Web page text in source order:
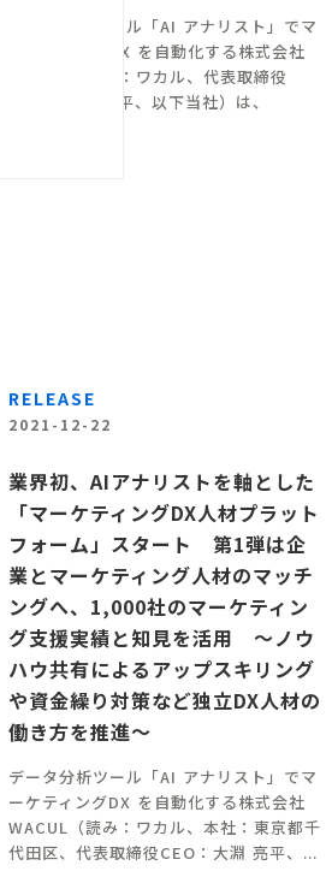
データ分析ツール「AI アナリスト」でマ
ーケティングDX を自動化する株式会社
WACUL（読み：ワカル、代表取締役
CEO：大淵 亮平、以下当社）は、
RELEASE
2021-12-22
業界初、AIアナリストを軸とした
「マーケティングDX人材プラット
フォーム」スタート 第1弾は企
業とマーケティング人材のマッチ
ングへ、1,000社のマーケティン
グ支援実績と知見を活用 〜ノウ
ハウ共有によるアップスキリング
や資金繰り対策など独立DX人材の
働き方を推進〜
データ分析ツール「AI アナリスト」でマ
ーケティングDX を自動化する株式会社
WACUL（読み：ワカル、本社：東京都千
代田区、代表取締役CEO：大淵 亮平、...